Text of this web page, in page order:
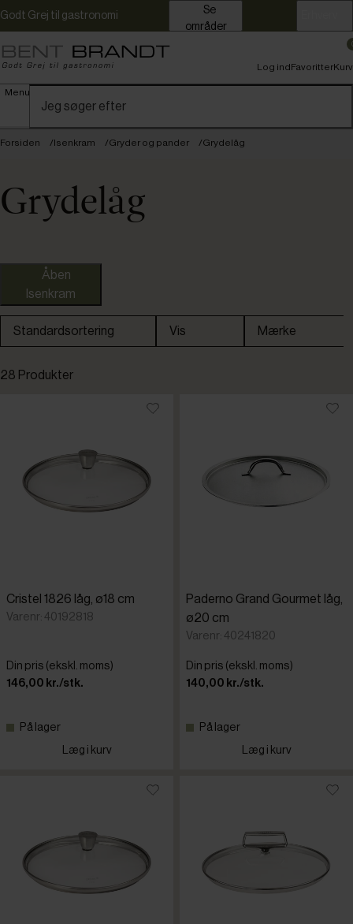
Godt Grej til gastronomi
områder
Menu
Log indFavoritterKurv
Forsiden Isenkram Gryder og pander Grydelåg
Grydelåg
Isenkram
Standardsortering Vis Mærke
Cristel
28 Produkter
Cristel 1826 låg, ø18 cm
Varenr: 40192818
Din pris (ekskl. moms)
146,00 kr./stk.
På lager
Læg i kurv
Paderno Grand Gourmet låg,
ø20 cm
Varenr: 40241820
Din pris (ekskl. moms)
140,00 kr./stk.
På lager
Læg i kurv